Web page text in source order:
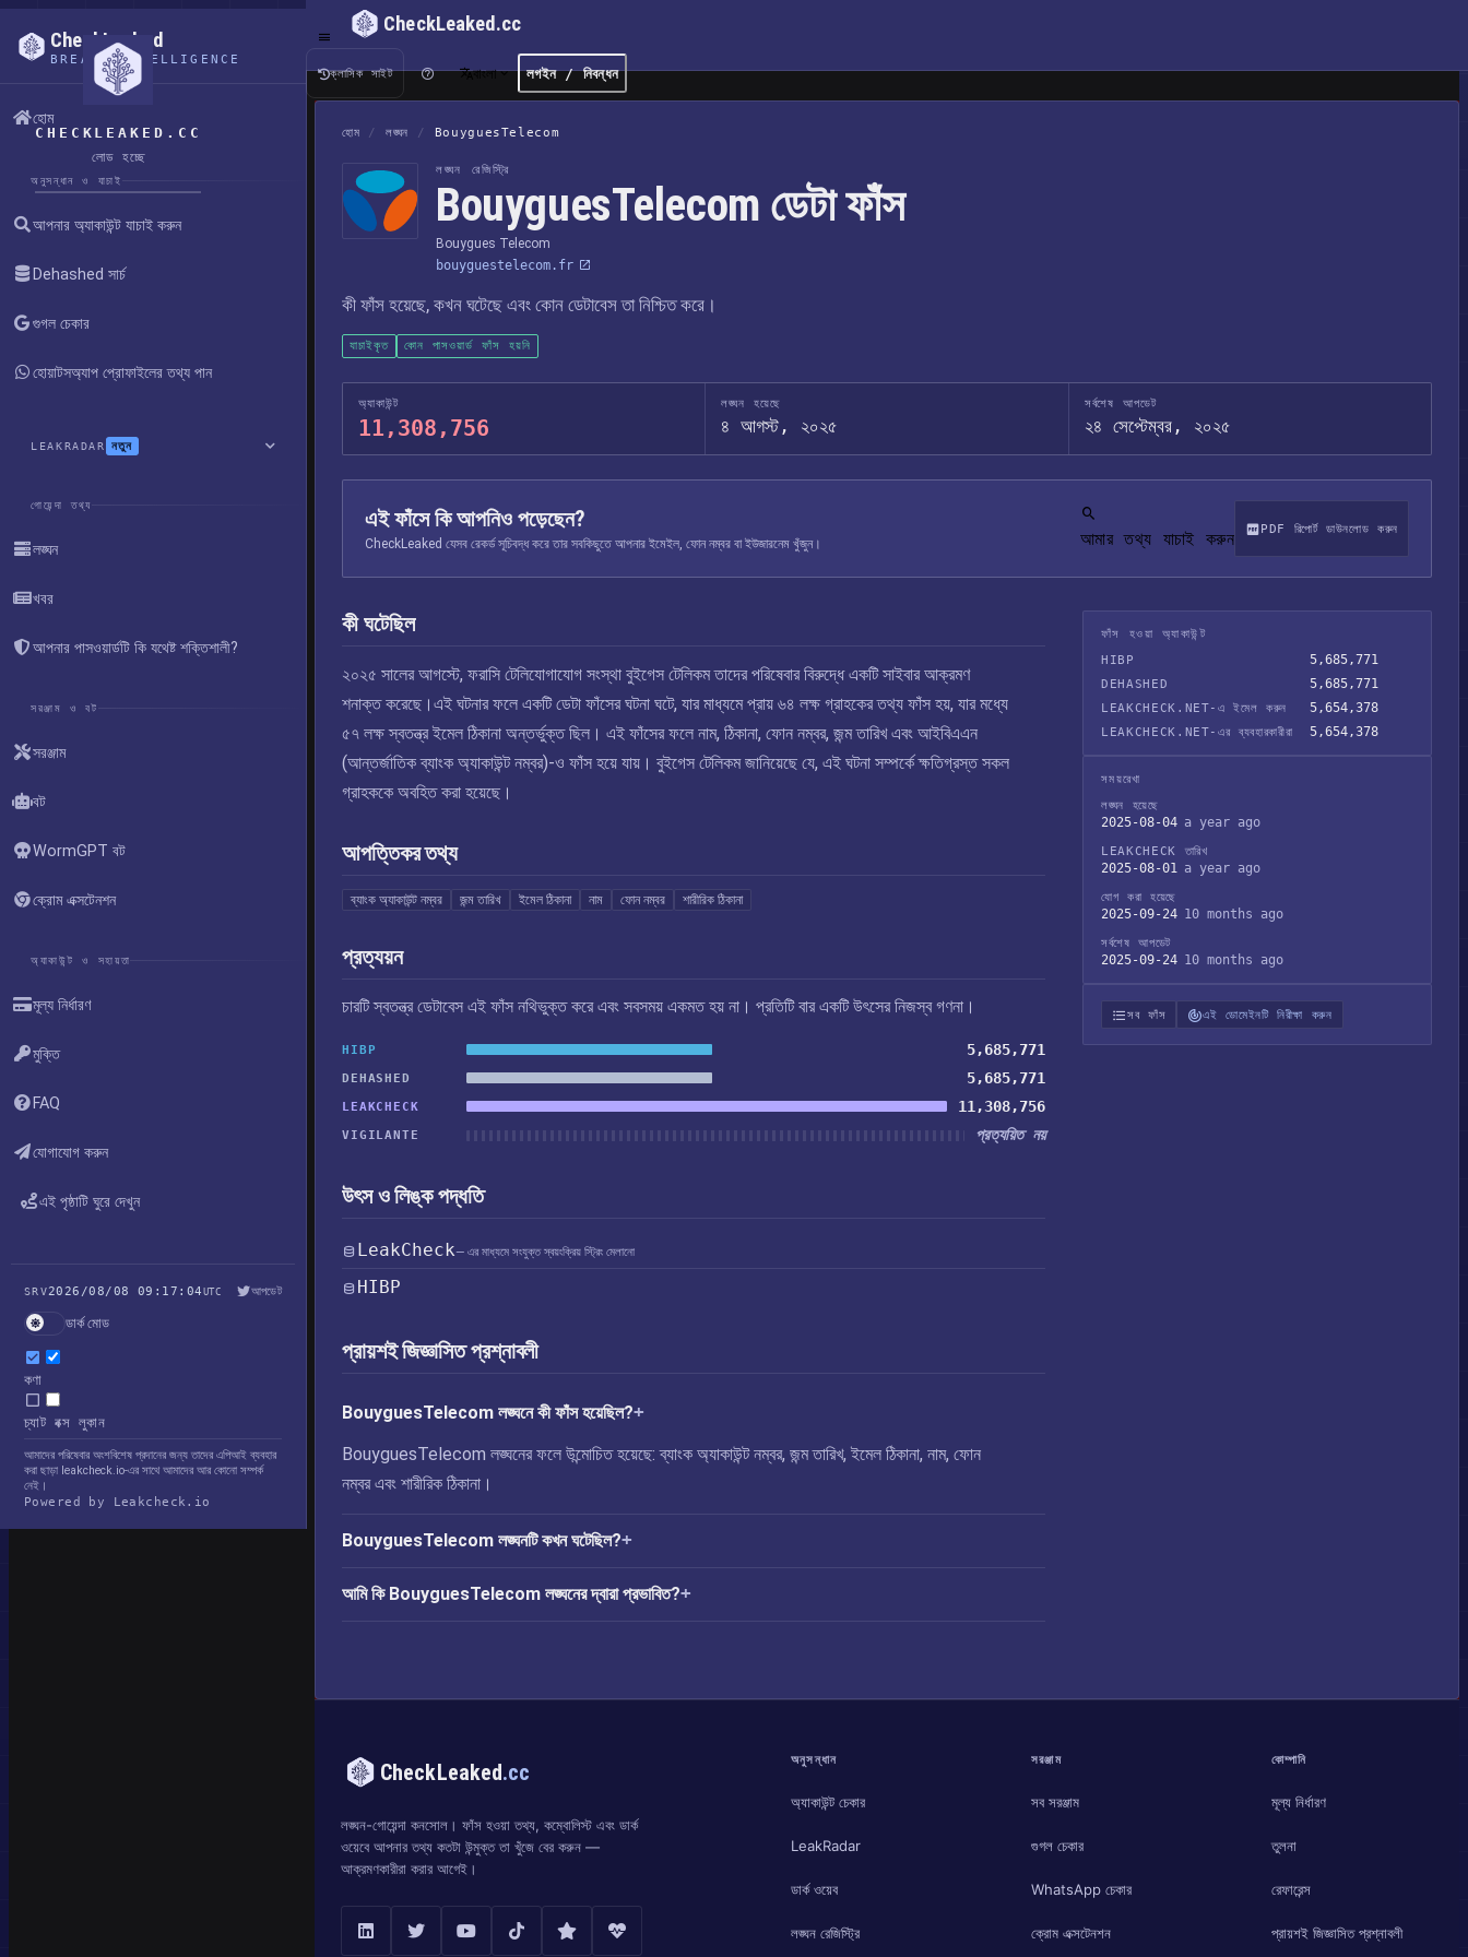
CHECKLEAKED.CC
লোড হচ্ছে
CheckLeaked
BREACH INTELLIGENCE
হোম
অনুসন্ধান ও যাচাই
আপনার অ্যাকাউন্ট যাচাই করুন
Dehashed সার্চ
গুগল চেকার
হোয়াটসঅ্যাপ প্রোফাইলের তথ্য পান
LEAKRADAR নতুন
গোয়েন্দা তথ্য
লঙ্ঘন
খবর
আপনার পাসওয়ার্ডটি কি যথেষ্ট শক্তিশালী?
সরঞ্জাম ও বট
সরঞ্জাম
বট
WormGPT বট
ক্রোম এক্সটেনশন
অ্যাকাউন্ট ও সহায়তা
মূল্য নির্ধারণ
মুক্তি
FAQ
যোগাযোগ করুন
এই পৃষ্ঠাটি ঘুরে দেখুন
SRV2026/08/08 09:17:04UTC আপডেট
ডার্ক মোড
কণা
চ্যাট বক্স লুকান
আমাদের পরিষেবার অংশবিশেষ প্রদানের জন্য তাদের এপিআই ব্যবহার
করা ছাড়া leakcheck.io-এর সাথে আমাদের আর কোনো সম্পর্ক
নেই।
Powered by Leakcheck.io
CheckLeaked.cc
ক্লাসিক সাইট বাংলা লগইন / নিবন্ধন
হোম / লঙ্ঘন / BouyguesTelecom
লঙ্ঘন রেজিস্ট্রি
BouyguesTelecom ডেটা ফাঁস
Bouygues Telecom
bouyguestelecom.fr
কী ফাঁস হয়েছে, কখন ঘটেছে এবং কোন ডেটাবেস তা নিশ্চিত করে।
যাচাইকৃত কোন পাসওয়ার্ড ফাঁস হয়নি
অ্যাকাউন্ট
11,308,756
লঙ্ঘন হয়েছে
৪ আগস্ট, ২০২৫
সর্বশেষ আপডেট
২৪ সেপ্টেম্বর, ২০২৫
এই ফাঁসে কি আপনিও পড়েছেন?
CheckLeaked যেসব রেকর্ড সূচিবদ্ধ করে তার সবকিছুতে আপনার ইমেইল, ফোন নম্বর বা ইউজারনেম খুঁজুন। আমার তথ্য যাচাই করুন PDF রিপোর্ট ডাউনলোড করুন
কী ঘটেছিল
২০২৫ সালের আগস্টে, ফরাসি টেলিযোগাযোগ সংস্থা বুইগেস টেলিকম তাদের পরিষেবার বিরুদ্ধে একটি সাইবার আক্রমণ
শনাক্ত করেছে।এই ঘটনার ফলে একটি ডেটা ফাঁসের ঘটনা ঘটে, যার মাধ্যমে প্রায় ৬৪ লক্ষ গ্রাহকের তথ্য ফাঁস হয়, যার মধ্যে
৫৭ লক্ষ স্বতন্ত্র ইমেল ঠিকানা অন্তর্ভুক্ত ছিল। এই ফাঁসের ফলে নাম, ঠিকানা, ফোন নম্বর, জন্ম তারিখ এবং আইবিএএন
(আন্তর্জাতিক ব্যাংক অ্যাকাউন্ট নম্বর)-ও ফাঁস হয়ে যায়। বুইগেস টেলিকম জানিয়েছে যে, এই ঘটনা সম্পর্কে ক্ষতিগ্রস্ত সকল
গ্রাহককে অবহিত করা হয়েছে।
আপত্তিকর তথ্য
ব্যাংক অ্যাকাউন্ট নম্বর জন্ম তারিখ ইমেল ঠিকানা নাম ফোন নম্বর শারীরিক ঠিকানা
প্রত্যয়ন
চারটি স্বতন্ত্র ডেটাবেস এই ফাঁস নথিভুক্ত করে এবং সবসময় একমত হয় না। প্রতিটি বার একটি উৎসের নিজস্ব গণনা।
HIBP 5,685,771
DEHASHED 5,685,771
LEAKCHECK 11,308,756
VIGILANTE প্রত্যয়িত নয়
উৎস ও লিঙ্ক পদ্ধতি
LeakCheck— এর মাধ্যমে সংযুক্ত স্বয়ংক্রিয় স্ট্রিং মেলানো
HIBP
প্রায়শই জিজ্ঞাসিত প্রশ্নাবলী
BouyguesTelecom লঙ্ঘনে কী ফাঁস হয়েছিল?
BouyguesTelecom লঙ্ঘনের ফলে উন্মোচিত হয়েছে: ব্যাংক অ্যাকাউন্ট নম্বর, জন্ম তারিখ, ইমেল ঠিকানা, নাম, ফোন
নম্বর এবং শারীরিক ঠিকানা।
BouyguesTelecom লঙ্ঘনটি কখন ঘটেছিল?
আমি কি BouyguesTelecom লঙ্ঘনের দ্বারা প্রভাবিত?
ফাঁস হওয়া অ্যাকাউন্ট
HIBP
5,685,771
DEHASHED 5,685,771
LEAKCHECK.NET-এ ইমেল করুন 5,654,378
LEAKCHECK.NET-এর ব্যবহারকারীরা 5,654,378
সময়রেখা
লঙ্ঘন হয়েছে
2025-08-04 a year ago
LEAKCHECK তারিখ
2025-08-01 a year ago
যোগ করা হয়েছে
2025-09-24 10 months ago
সর্বশেষ আপডেট
2025-09-24 10 months ago
সব ফাঁস এই ডোমেইনটি নিরীক্ষা করুন
CheckLeaked.cc
লঙ্ঘন-গোয়েন্দা কনসোল। ফাঁস হওয়া তথ্য, কম্বোলিস্ট এবং ডার্ক
ওয়েবে আপনার তথ্য কতটা উন্মুক্ত তা খুঁজে বের করুন —
আক্রমণকারীরা করার আগেই।
অনুসন্ধান
অ্যাকাউন্ট চেকার
LeakRadar
ডার্ক ওয়েব
লঙ্ঘন রেজিস্ট্রি
সরঞ্জাম
সব সরঞ্জাম
গুগল চেকার
WhatsApp চেকার
ক্রোম এক্সটেনশন
কোম্পানি
মূল্য নির্ধারণ
তুলনা
রেফারেন্স
প্রায়শই জিজ্ঞাসিত প্রশ্নাবলী